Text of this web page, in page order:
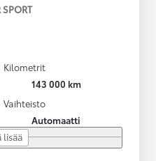
Kilometrit
143 000 km
Vaihteisto
Automaatti
lisää